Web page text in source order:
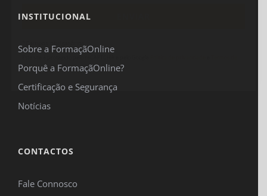
INSTITUCIONAL
Sobre a FormaçãOnline
Porquê a FormaçãOnline?
Certificação e Segurança
Notícias
CONTACTOS
Fale Connosco
Este site é protegido pelo reCAPTCHA e pelo Google
serviço se aplicam.